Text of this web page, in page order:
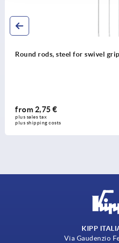
Round rods, steel for swivel grips
from2,75 €
plus sales tax
plus shipping costs
KIPP
Via Gaudenzio